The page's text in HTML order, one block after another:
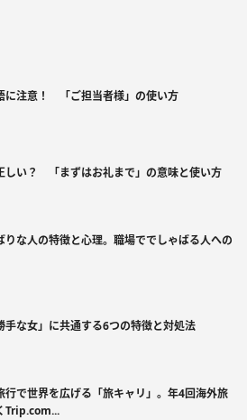
に注意！ 「ご担当者様」の使い方
しい？ 「まずはお礼まで」の意味と使い方
りな人の特徴と心理。職場ででしゃばる人への
手な女」に共通する6つの特徴と対処法
行で世界を広げる「旅キャリ」。年4回海外旅
Trip.com...